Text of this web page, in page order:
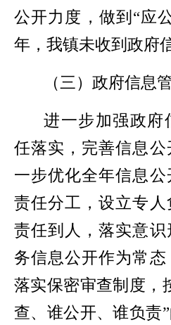
公开力度，做到“应
年，我镇未收到政府
（三）政府信息
进一步加强政府
任落实，完善信息
一步优化全年信息
责任分工，设立专人
责任到人，落实意
务信息公开作为常态
落实保密审查制度，
查、谁公开、谁负责